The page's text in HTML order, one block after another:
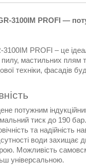
3100IM PROFI —
PROFI – це
пилу, мастильних
техніки, фасадів
потужним
тиск до 190
та надійність
води захищає
Можливість
універсальною.